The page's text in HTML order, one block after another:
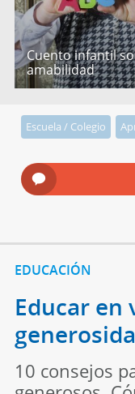
Cuento infantil
amabilidad
Escuela / Colegio
EDUCACIÓN
Educar en
10 consejos